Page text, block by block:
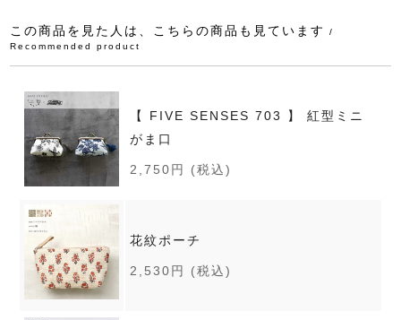
この商品を見た人は、こちらの商品も見ています
/
Recommended product
【 FIVE SENSES 703 】 紅型ミニ
がま口
2,750円 (税込)
花紋ポーチ
2,530円 (税込)